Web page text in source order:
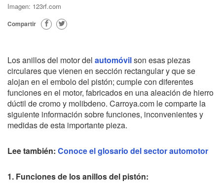
Imagen: 123rf.com
Compartir
Los anillos del motor del automóvilson esas piezas
circulares que vienen en sección rectangular y que se
alojan en el embolo del pistón; cumple con diferentes
funciones en el motor, fabricados en una aleación de hierro
dúctil de cromo y molibdeno. Carroya.com le comparte la
siguiente información sobre funciones, inconvenientes y
medidas de esta importante pieza.
Lee también: Conoce el glosario del sector automotor
1. Funciones de los anillos del pistón: